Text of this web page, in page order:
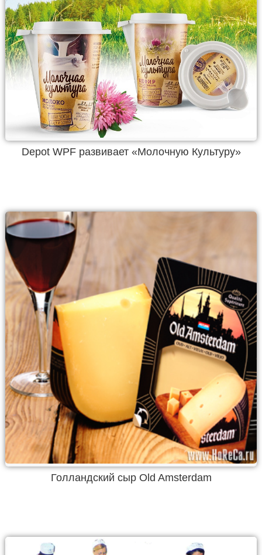
Depot WPF развивает «Молочную Культуру»
Голландский сыр Old Amsterdam